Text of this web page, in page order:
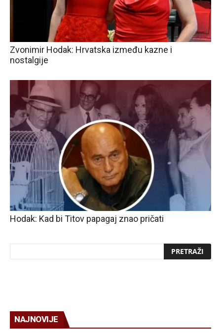
Zvonimir Hodak: Hrvatska između kazne i
nostalgije
Hodak: Kad bi Titov papagaj znao pričati
NAJNOVIJE